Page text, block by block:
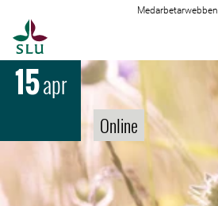
Medarbetarwebben
15apr
Online